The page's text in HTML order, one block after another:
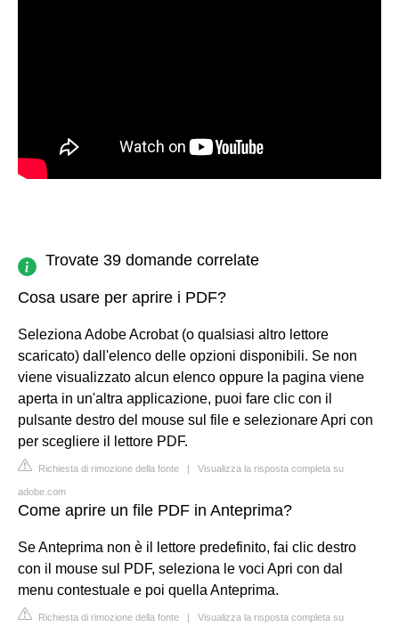
Trovate 39 domande correlate
Cosa usare per aprire i PDF?
Seleziona Adobe Acrobat (o qualsiasi altro lettore
scaricato) dall'elenco delle opzioni disponibili. Se non
viene visualizzato alcun elenco oppure la pagina viene
aperta in un'altra applicazione, puoi fare clic con il
pulsante destro del mouse sul file e selezionare Apri con
per scegliere il lettore PDF.
Richiesta di rimozione della fonte | Visualizza la risposta completa su
adobe.com
Come aprire un file PDF in Anteprima?
Se Anteprima non è il lettore predefinito, fai clic destro
con il mouse sul PDF, seleziona le voci Apri con dal
menu contestuale e poi quella Anteprima.
Richiesta di rimozione della fonte | Visualizza la risposta completa su